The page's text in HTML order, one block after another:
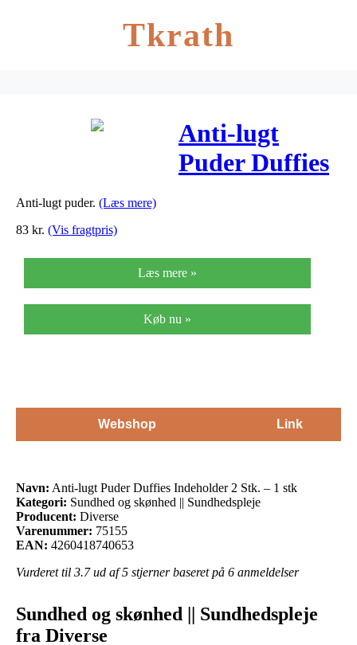
Tkrath
Anti-lugt
Puder Duffies
Anti-lugt puder. (Læs mere)
83 kr. (Vis fragtpris)
Læs mere »
Køb nu »
Webshop Link
Navn: Anti-lugt Puder Duffies Indeholder 2 Stk. – 1 stk
Kategori: Sundhed og skønhed || Sundhedspleje
Producent: Diverse
Varenummer: 75155
EAN: 4260418740653
Vurderet til 3.7ud af 5 stjerner baseret på 6 anmeldelser
Sundhed og skønhed || Sundhedspleje
fra Diverse